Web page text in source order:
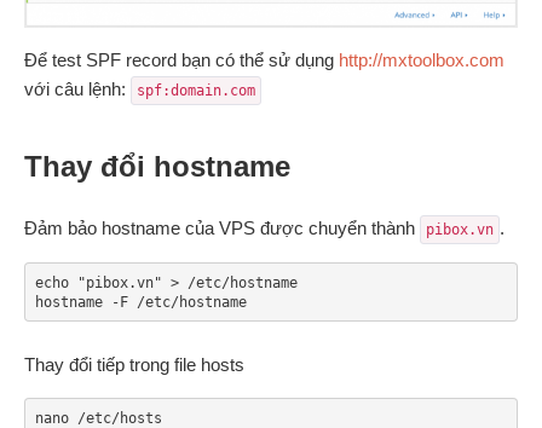
Để test SPF record bạn có thể sử dụng http://mxtoolbox.com
với câu lệnh:
spf:domain.com
Thay đổi hostname
Đảm bảo hostname của VPS được chuyển thành pibox.vn .
echo "pibox.vn" > /etc/hostname
hostname -F /etc/hostname
Thay đổi tiếp trong file hosts
nano /etc/hosts